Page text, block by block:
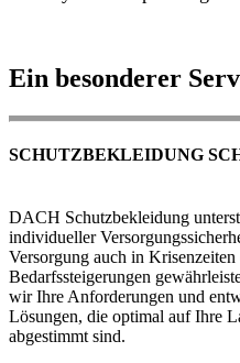
Ein besonderer
SCHUTZBEKLEIDUNG
DACH Schutzbekleidung
individueller
Versorgung auch in
Bedarfssteigerungen
wir Ihre Anforderungen und
Lösungen, die optimal auf Ihre
abgestimmt sind.